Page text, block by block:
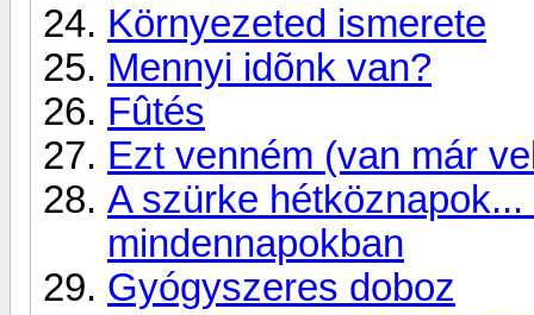
Környezeted ismerete
Mennyi idõnk van?
Fûtés
Ezt venném (van már
A szürke
mindennapokban
Gyógyszeres doboz